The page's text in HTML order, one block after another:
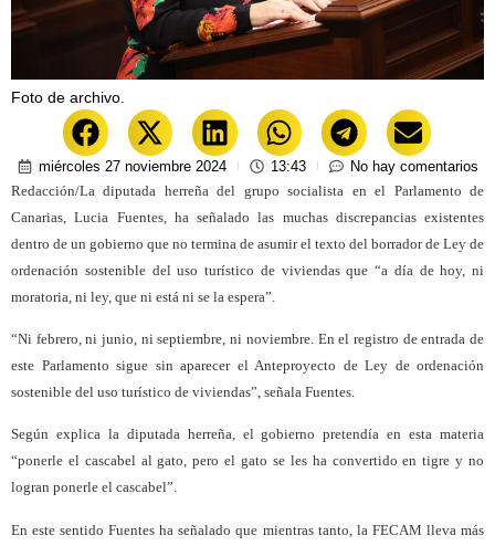
Foto de archivo.
miércoles 27 noviembre 2024 13:43
No hay comentarios
Redacción/La diputada herreña del grupo socialista en el Parlamento de
Canarias, Lucia Fuentes, ha señalado las muchas discrepancias existentes
dentro de un gobierno que no termina de asumir el texto del borrador de Ley de
ordenación sostenible del uso turístico de viviendas que “a día de hoy, ni
moratoria, ni ley, que ni está ni se la espera”.
“Ni febrero, ni junio, ni septiembre, ni noviembre. En el registro de entrada de
este Parlamento sigue sin aparecer el Anteproyecto de Ley de ordenación
sostenible del uso turístico de viviendas”, señala Fuentes.
Según explica la diputada herreña, el gobierno pretendía en esta materia
“ponerle el cascabel al gato, pero el gato se les ha convertido en tigre y no
logran ponerle el cascabel”.
En este sentido Fuentes ha señalado que mientras tanto, la FECAM lleva más